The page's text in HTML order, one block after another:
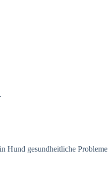
Hund gesundheitliche